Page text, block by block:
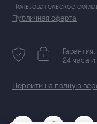
Пользовательское
Публичная оферта
24 часа и
Перейти на полную